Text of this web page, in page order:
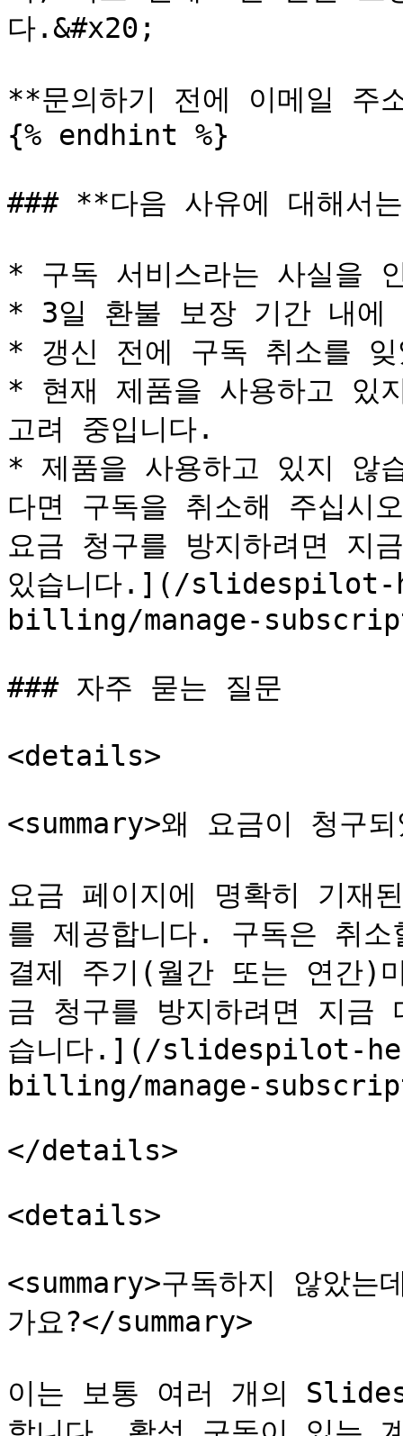
다.&#x20;
**문의하기 전에 이메일 주
{% endhint %}
### **다음 사유에 대해서
* 구독 서비스라는 사실을
* 3일 환불 보장 기간 내에
* 갱신 전에 구독 취소를 잊
* 현재 제품을 사용하고 있
고려 중입니다.
* 제품을 사용하고 있지 않
다면 구독을 취소해 주십
요금 청구를 방지하려면 지
있습니다.](/slidespilot-
billing/manage-
### 자주 묻는 질문
<details>
<summary>왜 요금이 청구
요금 페이지에 명확히 기재
를 제공합니다. 구독은 취
결제 주기(월간 또는 연간)
금 청구를 방지하려면 지금
습니다.](/slidespilot-
billing/manage-
</details>
<details>
<summary>구독하지 않았
가요?</summary>
이는 보통 여러 개의